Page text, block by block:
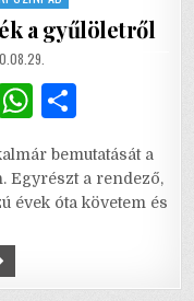
a gyűlöletről
G
l
W
at
s
ar
e
bemutatását a
Egyrészt a rendező,
évek óta követem és